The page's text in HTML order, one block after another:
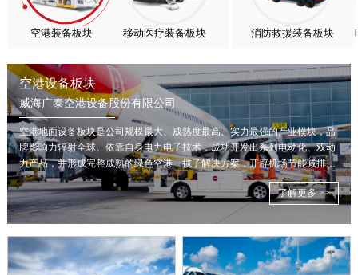
亚太市场订单高速突破，威海广泰海外业务稳步进阶
扬帆出海，聚力同行｜广大航服开启国际化新征程
空港装备板块 移动医疗装备板块 消防救援装备板块
空港设备板块
威海广泰空港设备股份有限公司
空港地面设备板块是公司规模最大、成熟度最高、实力最强的产业模块，品
牌影响力辐射全球。依靠自身电力电子技术，成功开发出系列电动化、双动
力产品，并形成完整成熟的绿色空港一揽子解决方案，开辟机场节能减排新
局面。
了解更多 >>